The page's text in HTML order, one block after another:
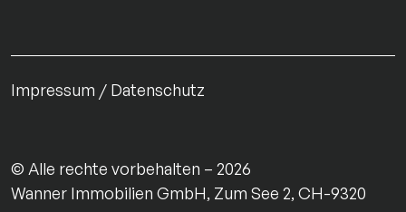
Impressum Datenschutz
© Alle rechte vorbehalten – 2026
Wanner Immobilien GmbH, Zum See 2, CH-9320